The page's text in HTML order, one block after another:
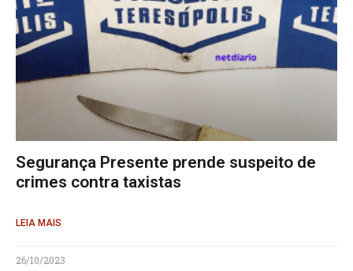
Segurança Presente prende suspeito de
crimes contra taxistas
LEIA MAIS
26/10/2023